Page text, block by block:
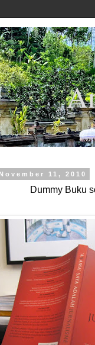
11, 2010
Dummy Buku